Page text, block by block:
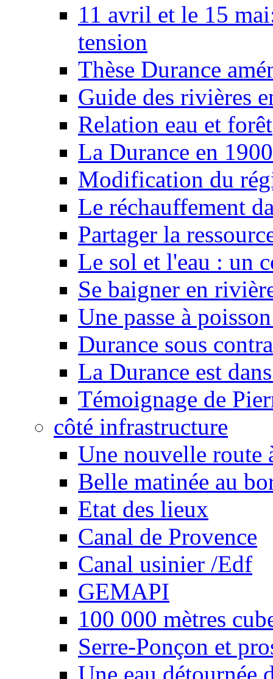
11 avril et le 15
tension
Thèse Durance
Guide des rivières
Relation eau et forêt
La Durance en 1900
Modification du
Le réchauffement
Partager la
Le sol et l'eau : un
Se baigner en
Une passe à
Durance sous
La Durance est
Témoignage de
côté infrastructure
Une nouvelle route
Belle matinée au
Etat des lieux
Canal de Provence
Canal usinier /Edf
GEMAPI
100 000 mètres
Serre-Ponçon et